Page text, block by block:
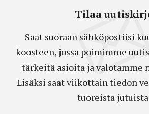
Tilaa
Saat suoraan sähköpostiisi
koosteen, jossa poimimme
tärkeitä asioita ja valotamme
Lisäksi saat viikottain tiedon
tuoreista